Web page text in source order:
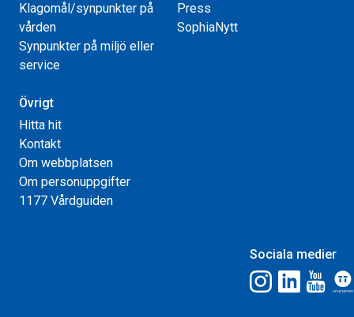
Klagomål/synpunkter på
vården
Synpunkter på miljö eller
service
Press
SophiaNytt
Övrigt
Hitta hit
Kontakt
Om webbplatsen
Om personuppgifter
1177 Vårdguiden
Sociala medier